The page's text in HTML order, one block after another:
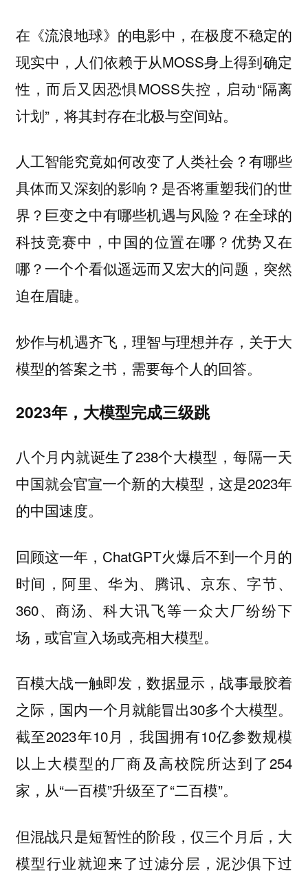
在《流浪地球》的电影中，在极度不稳定的
现实中，人们依赖于从MOSS身上得到确定
性，而后又因恐惧MOSS失控，启动“隔离
计划”，将其封存在北极与空间站。
人工智能究竟如何改变了人类社会？有哪些
具体而又深刻的影响？是否将重塑我们的世
界？巨变之中有哪些机遇与风险？在全球的
科技竞赛中，中国的位置在哪？优势又在
哪？一个个看似遥远而又宏大的问题，突然
迫在眉睫。
炒作与机遇齐飞，理智与理想并存，关于大
模型的答案之书，需要每个人的回答。
2023年，大模型完成三级跳
八个月内就诞生了238个大模型，每隔一天
中国就会官宣一个新的大模型，这是2023年
的中国速度。
回顾这一年，ChatGPT火爆后不到一个月的
时间，阿里、华为、腾讯、京东、字节、
360、商汤、科大讯飞等一众大厂纷纷下
场，或官宣入场或亮相大模型。
百模大战一触即发，数据显示，战事最胶着
之际，国内一个月就能冒出30多个大模型。
截至2023年10月，我国拥有10亿参数规模
以上大模型的厂商及高校院所达到了254
家，从“一百模”升级至了“二百模”。
但混战只是短暂性的阶段，仅三个月后，大
模型行业就迎来了过滤分层，泥沙俱下过